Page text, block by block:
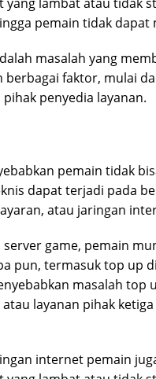
pemain tidak dapat
masalah yang
faktor, mulai
penyedia layanan.
pemain tidak
dapat terjadi pada
atau jaringan
game, pemain
pun, termasuk top up
masalah top
layanan pihak
internet pemain